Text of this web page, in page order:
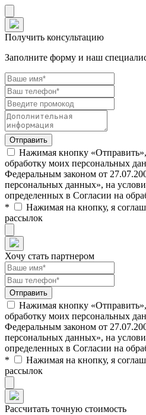
Получить консультацию
Заполните форму и наш
Нажимая кнопку «Отправить»,
обработку моих персональных
Федеральным законом от
персональных данных», на
определенных в Согласии на
*
Нажимая на кнопку, я
рассылок
Хочу стать партнером
Нажимая кнопку «Отправить»,
обработку моих персональных
Федеральным законом от
персональных данных», на
определенных в Согласии на
*
Нажимая на кнопку, я
рассылок
Рассчитать точную стоимость